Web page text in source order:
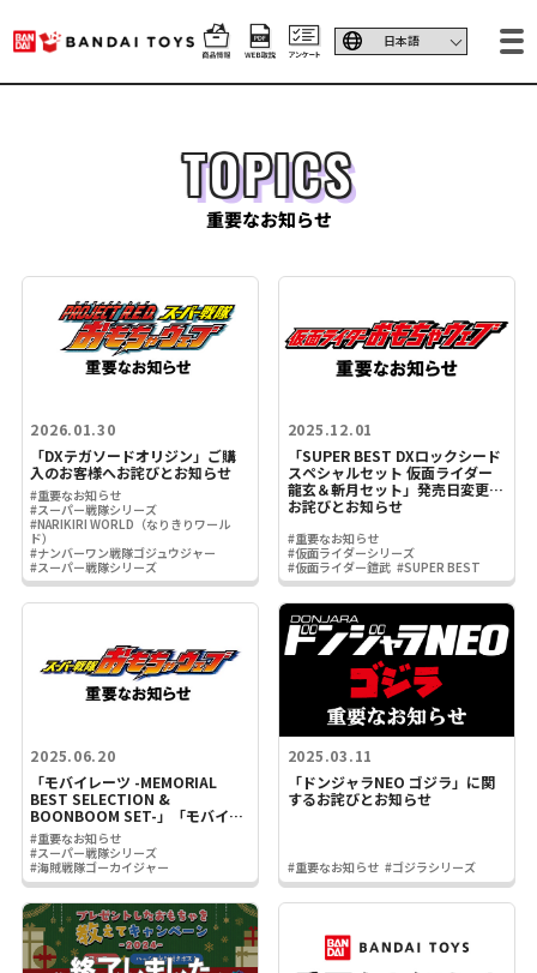
TOPICS
重要なお知らせ
2026.01.30
「DXテガソードオリジン」ご購
入のお客様へお詫びとお知らせ
#重要なお知らせ
#スーパー戦隊シリーズ
#NARIKIRI WORLD（なりきりワール
ド）
#ナンバーワン戦隊ゴジュウジャー
#スーパー戦隊シリーズ
2025.12.01
「SUPER BEST DXロックシード
スペシャルセット 仮面ライダー
龍玄＆斬月セット」発売日変更の
お詫びとお知らせ
#重要なお知らせ
#仮面ライダーシリーズ
#仮面ライダー鎧武 #SUPER BEST
2025.06.20
「モバイレーツ -MEMORIAL
BEST SELECTION &
BOONBOOM SET-」「モバイレ
ーツ -MEMORIAL BEST
SELECTION -」に関するお詫び
とお知らせ
#重要なお知らせ
#スーパー戦隊シリーズ
#海賊戦隊ゴーカイジャー
2025.03.11
「ドンジャラNEO ゴジラ」に関
するお詫びとお知らせ
#重要なお知らせ #ゴジラシリーズ